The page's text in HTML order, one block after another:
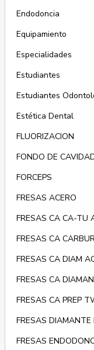
Endodoncia
Equipamiento
Especialidades
Estudiantes
Estudiantes
Estética Dental
FLUORIZACION
FONDO DE
FORCEPS
FRESAS ACERO
FRESAS CA CA-TU
FRESAS CA
FRESAS CA DIAM
FRESAS CA
FRESAS CA PREP
FRESAS DIAMANTE
FRESAS